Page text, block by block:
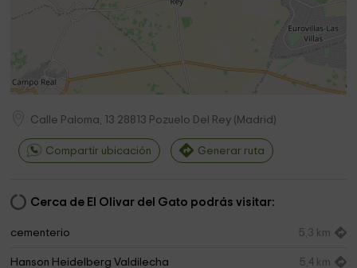
Calle Paloma, 13 28813 Pozuelo Del Rey ( Madrid )
Compartir ubicación Generar ruta
Cerca de El Olivar del Gato podrás visitar:
cementerio 5,3 km
Hanson Heidelberg Valdilecha 5,4 km